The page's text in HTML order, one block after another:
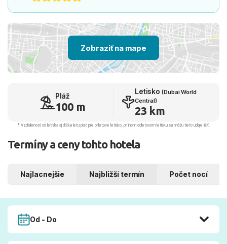
Zobraziť na mape
Pláž
100 m
Letisko (Dubai World
Central)
23 km
* Vzdialenosť od letiska aj dľžka letu platí pre príletové letisko, pri inom odletovom letisku sa môžu tieto údaje líšiť.
Termíny a ceny tohto hotela
Najlacnejšie Najbližší termín Počet nocí
Od - Do